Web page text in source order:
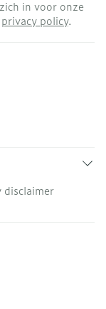
in voor onze
privacy policy.
disclaimer